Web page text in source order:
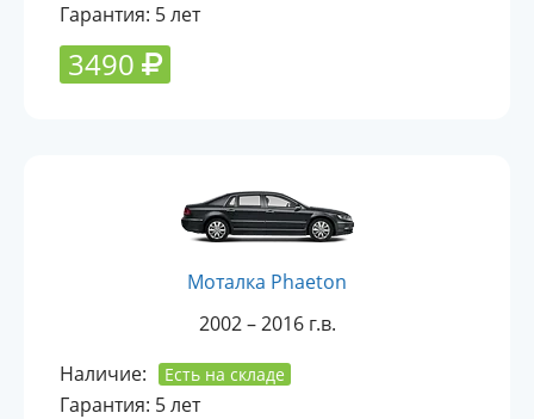
Гарантия: 5 лет
3490
Моталка Phaeton
2002 – 2016 г.в.
Наличие:
Есть на складе
Гарантия: 5 лет